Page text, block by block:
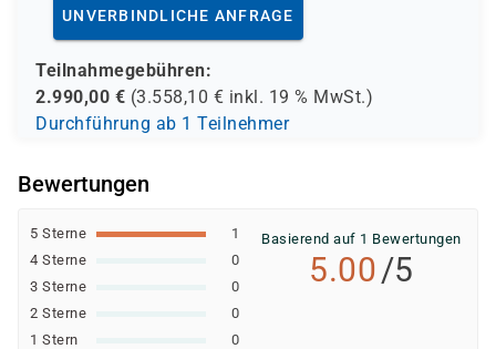
UNVERBINDLICHE ANFRAGE
Teilnahmegebühren:
2.990,00 € (3.558,10 € inkl. 19 % MwSt.)
Durchführung ab 1 Teilnehmer
Bewertungen
5 Sterne
1
4 Sterne
0
3 Sterne
0
2 Sterne
0
1 Stern
0
Basierend auf 1 Bewertungen
5.00/5